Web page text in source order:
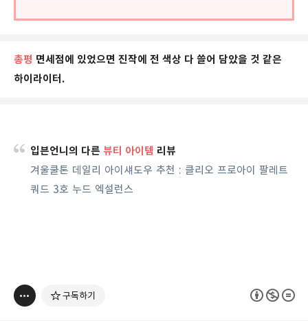
총평 면세점에 있었으면 진작에 전 색상 다 쓸어 담았을 것 같은
하이라이터.
입븐언니의 다른 뷰티 아이템 리뷰
겨울쿨톤 데일리 아이섀도우 추천 : 클리오 프로아이 팔레트
쿼드 3호 누드 엑설런스
구독하기